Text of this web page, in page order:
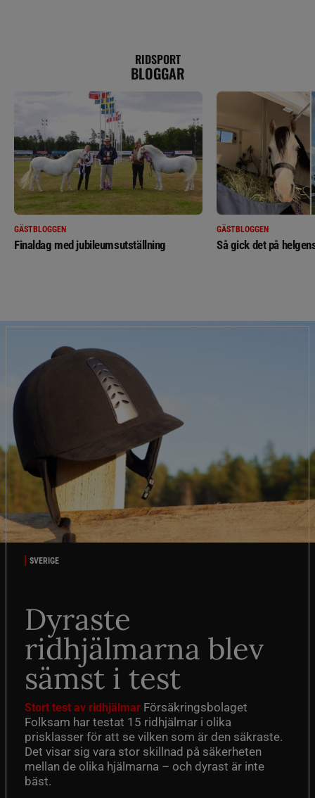
RIDSPORT
BLOGGAR
GÄSTBLOGGEN
Finaldag med jubileumsutställning
GÄSTBLOGGEN
Så gick det på
SVERIGE
Dyraste
ridhjälmarna blev
sämst i test
Stort test av ridhjälmar Försäkringsbolaget
Folksam har testat 15 ridhjälmar i olika
prisklasser för att se vilken som är den säkraste.
Det visar sig vara stor skillnad på säkerheten
mellan de olika hjälmarna – och dyrast är inte
bäst.